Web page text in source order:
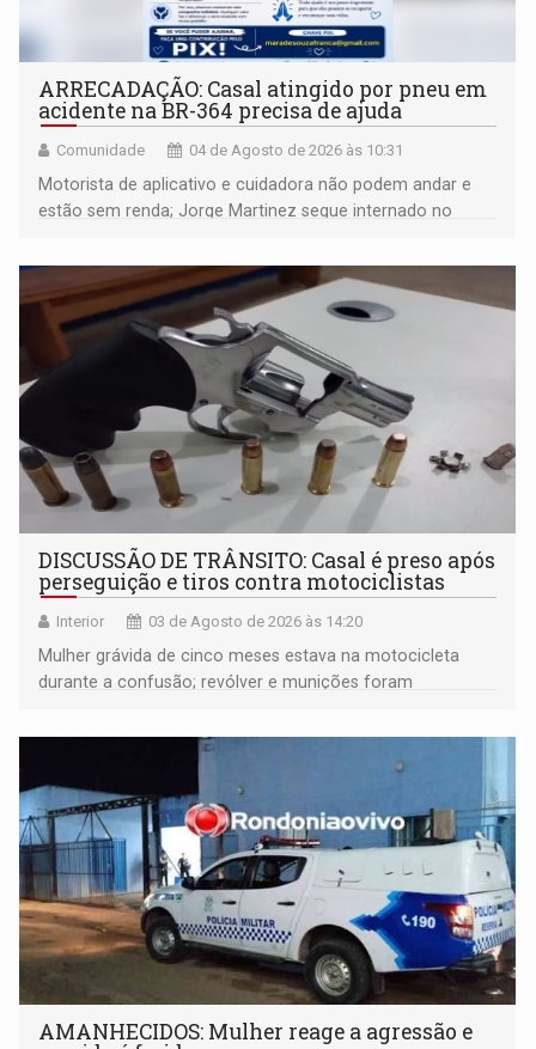
ARRECADAÇÃO: Casal atingido por pneu em
acidente na BR-364 precisa de ajuda
Comunidade 04 de Agosto de 2026 às 10:31
Motorista de aplicativo e cuidadora não podem andar e
estão sem renda; Jorge Martinez segue internado no
contas de aluguel e luz se acumulam
DISCUSSÃO DE TRÂNSITO: Casal é preso após
perseguição e tiros contra motociclistas
Interior 03 de Agosto de 2026 às 14:20
Mulher grávida de cinco meses estava na motocicleta
durante a confusão; revólver e munições foram
AMANHECIDOS: Mulher reage a agressão e